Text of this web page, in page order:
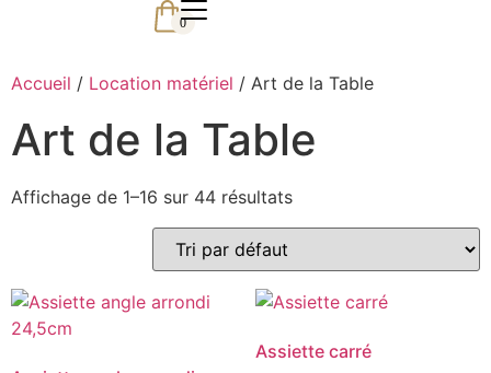
0
Accueil / Location matériel / Art de la Table
Art de la Table
Affichage de 1–16 sur 44 résultats
Assiette carré